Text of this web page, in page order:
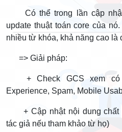
Có thể trong lần cập nhật
update thuật toán core của
nhiều từ khóa, khả năng cao là
=> Giải pháp:
+ Check GCS xem
Experience, Spam, Mobile
+ Cập nhật nội dung
tác giả nếu tham khảo từ họ)